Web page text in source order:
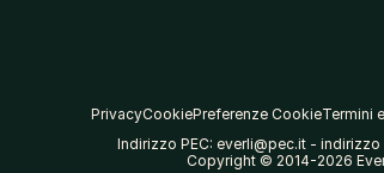
PrivacyCookiePreferenze CookieTermini
Indirizzo PEC: everli@pec.it - indirizzo
Copyright © 2014-2026